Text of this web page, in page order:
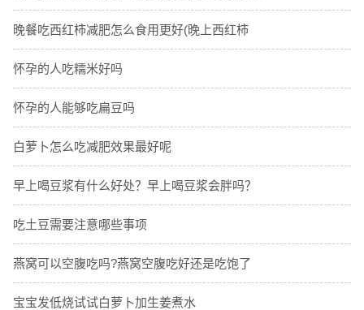
晚餐吃西红柿减肥怎么食用更好(晚上西红柿
怀孕的人吃糯米好吗
怀孕的人能够吃扁豆吗
白萝卜怎么吃减肥效果最好呢
早上喝豆浆有什么好处？早上喝豆浆会胖吗？
吃土豆需要注意哪些事项
燕窝可以空腹吃吗?燕窝空腹吃好还是吃饱了
宝宝发低烧试试白萝卜加生姜煮水